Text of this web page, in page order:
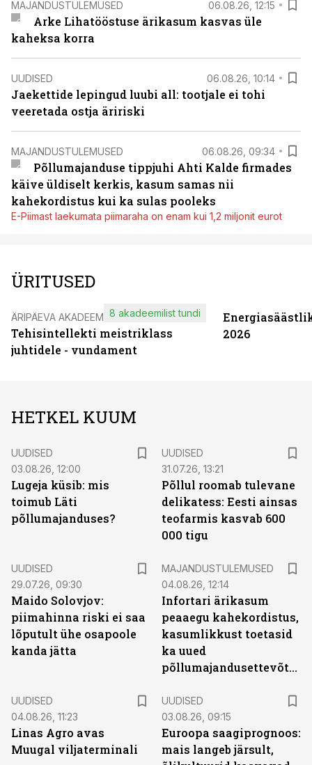
MAJANDUSTULEMUSED 06.08.26, 12:15
Arke Lihatööstuse ärikasum kasvas üle
kaheksa korra
UUDISED 06.08.26, 10:14
Jaekettide lepingud luubi all: tootjale ei tohi
veeretada ostja äririski
MAJANDUSTULEMUSED 06.08.26, 09:34
Põllumajanduse tippjuhi Ahti Kalde firmades
käive üldiselt kerkis, kasum samas nii
kahekordistus kui ka sulas pooleks
E-Piimast laekumata piimaraha on enam kui 1,2 miljonit eurot
ÜRITUSED
ÄRIPÄEVA AKADEEMIA
Tehisintellekti meistriklass
juhtidele - vundament
8 akadeemilist tundi
2026
HETKEL KUUM
UUDISED
03.08.26, 12:00
Lugeja küsib: mis
toimub Läti
põllumajanduses?
UUDISED
31.07.26, 13:21
Põllul roomab tulevane
delikatess: Eesti ainsas
teofarmis kasvab 600
000 tigu
UUDISED
29.07.26, 09:30
Maido Solovjov:
piimahinna riski ei saa
lõputult ühe osapoole
kanda jätta
MAJANDUSTULEMUSED
04.08.26, 12:14
Infortari ärikasum
peaaegu kahekordistus,
kasumlikkust toetasid
ka uued
põllumajandusettevõtted
UUDISED
04.08.26, 11:23
Linas Agro avas
Muugal viljaterminali
UUDISED
03.08.26, 09:15
Euroopa saagiprognoos:
mais langeb järsult,